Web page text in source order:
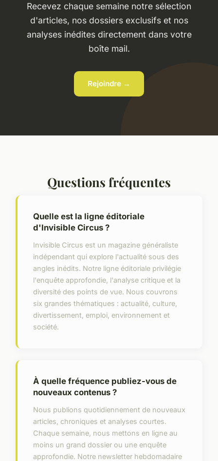
Recevez chaque semaine notre sélection
d'articles, nos dossiers exclusifs et nos
analyses inédites directement dans votre
boîte mail.
Rejoindre →
Questions fréquentes
Quelle est la ligne éditoriale
d'Invisible Circus ?
Invisible Circus est un magazine généraliste
indépendant qui explore l'actualité sous des
angles inédits. Notre ligne éditoriale privilégie
l'enquête approfondie, l'analyse critique et la
diversité des points de vue. Nous couvrons
six grandes thématiques : actualité, culture,
divertissement, emploi, environnement et
société.
À quelle fréquence publiez-vous de
nouveaux contenus ?
Nous publions quotidiennement de nouveaux
articles, chroniques et analyses courtes.
Chaque semaine, nous mettons en ligne au
moins un grand dossier ou une enquête
approfondie. Notre newsletter hebdomadaire